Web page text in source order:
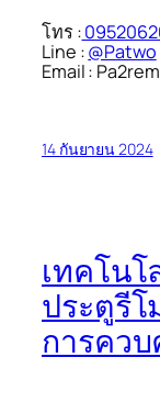
โทร :
Line :@Patwo
Email :
14 กันยายน 2024
เทคโนโ
ประตูรี
การคว